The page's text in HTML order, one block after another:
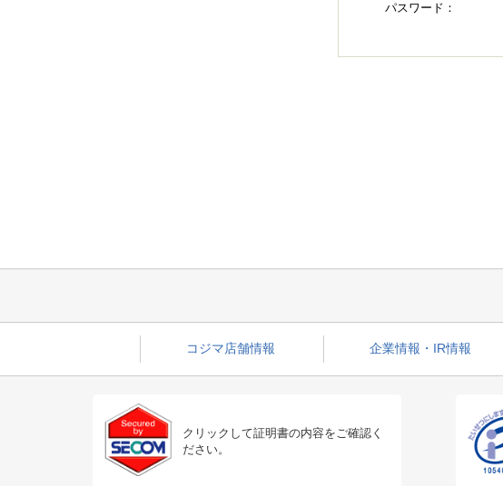
パスワード：
コジマ店舗情報 企業情報・IR情報
クリックして証明書の内容をご確認く
ださい。